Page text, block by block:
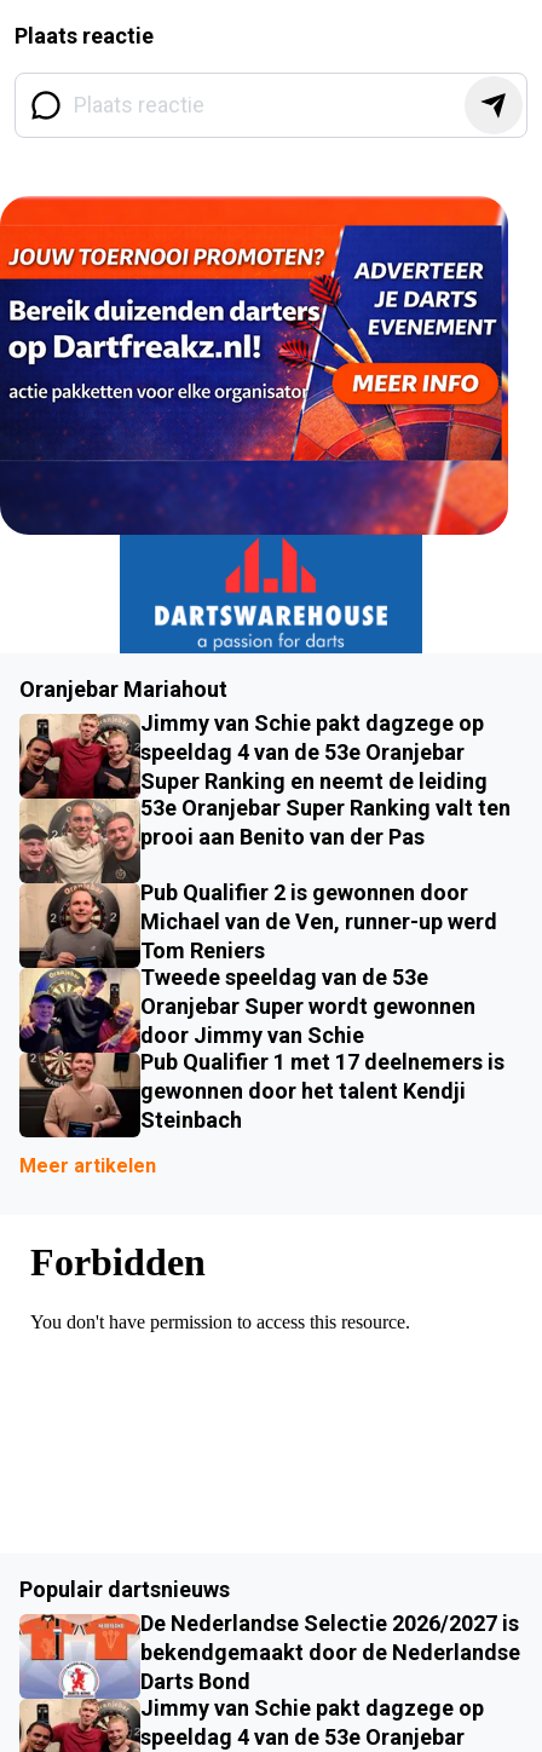
Plaats reactie
Oranjebar Mariahout
Jimmy van Schie pakt dagzege op
speeldag 4 van de 53e Oranjebar
Super Ranking en neemt de leiding
53e Oranjebar Super Ranking valt ten
prooi aan Benito van der Pas
Pub Qualifier 2 is gewonnen door
Michael van de Ven, runner-up werd
Tom Reniers
Tweede speeldag van de 53e
Oranjebar Super wordt gewonnen
door Jimmy van Schie
Pub Qualifier 1 met 17 deelnemers is
gewonnen door het talent Kendji
Steinbach
Meer artikelen
Populair dartsnieuws
De Nederlandse Selectie 2026/2027 is
bekendgemaakt door de Nederlandse
Darts Bond
Jimmy van Schie pakt dagzege op
speeldag 4 van de 53e Oranjebar